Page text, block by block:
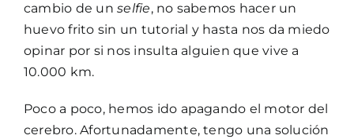
cambio de unselfie, no sabemos hacer un
huevo frito sin un tutorial y hasta nos da miedo
opinar por si nos insulta alguien que vive a
10.000 km.
Poco a poco, hemos ido apagando el motor del
cerebro. Afortunadamente, tengo una solución